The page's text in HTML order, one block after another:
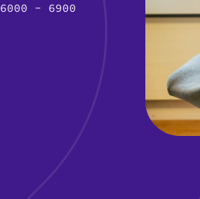
6000 - 6900